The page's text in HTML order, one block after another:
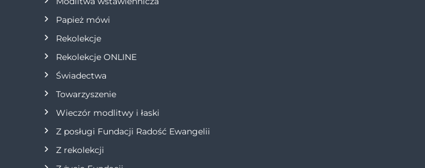
Papież mówi
Rekolekcje
Rekolekcje ONLINE
Świadectwa
Towarzyszenie
Wieczór modlitwy i łaski
Z posługi Fundacji Radość Ewangelii
Z rekolekcji